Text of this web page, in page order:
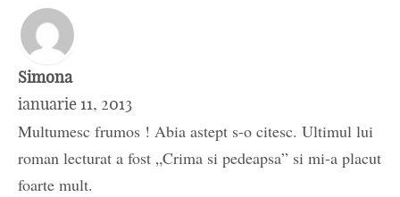
Simona
ianuarie 11, 2013
Multumesc frumos ! Abia astept s-o citesc. Ultimul lui
roman lecturat a fost „Crima si pedeapsa” si mi-a placut
foarte mult.